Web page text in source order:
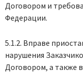
Договором и
Федерации.
5.1.2. Вправе
нарушения
Договором, а также